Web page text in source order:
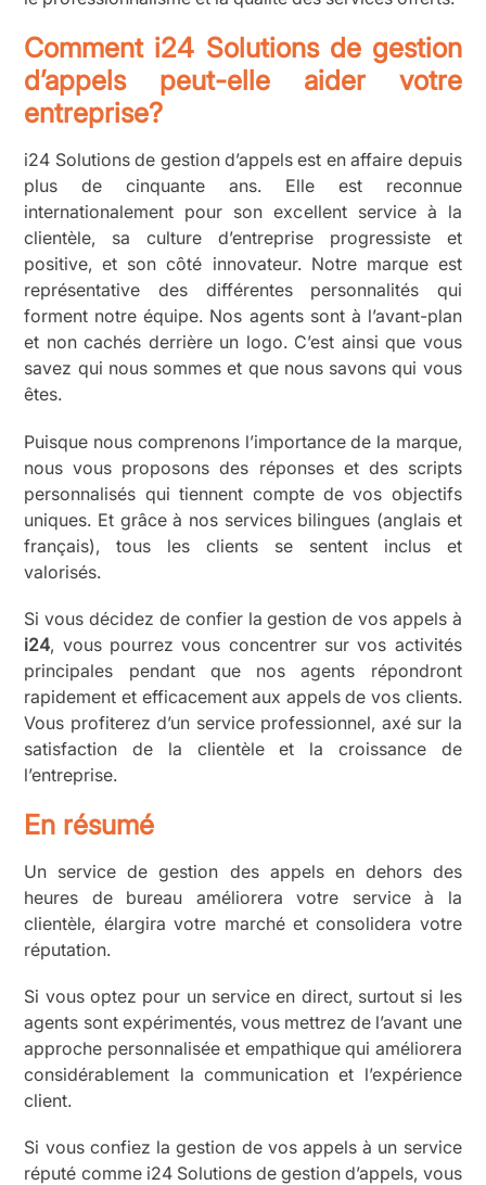
Comment i24 Solutions de gestion
d’appels peut-elle aider votre
entreprise?
i24 Solutions de gestion d’appels est en affaire depuis
plus de cinquante ans. Elle est reconnue
internationalement pour son excellent service à la
clientèle, sa culture d’entreprise progressiste et
positive, et son côté innovateur. Notre marque est
représentative des différentes personnalités qui
forment notre équipe. Nos agents sont à l’avant-plan
et non cachés derrière un logo. C’est ainsi que vous
savez qui nous sommes et que nous savons qui vous
êtes.
Puisque nous comprenons l’importance de la marque,
nous vous proposons des réponses et des scripts
personnalisés qui tiennent compte de vos objectifs
uniques. Et grâce à nos services bilingues (anglais et
français), tous les clients se sentent inclus et
valorisés.
Si vous décidez de confier la gestion de vos appels à
i24, vous pourrez vous concentrer sur vos activités
principales pendant que nos agents répondront
rapidement et efficacement aux appels de vos clients.
Vous profiterez d’un service professionnel, axé sur la
satisfaction de la clientèle et la croissance de
l’entreprise.
En résumé
Un service de gestion des appels en dehors des
heures de bureau améliorera votre service à la
clientèle, élargira votre marché et consolidera votre
réputation.
Si vous optez pour un service en direct, surtout si les
agents sont expérimentés, vous mettrez de l’avant une
approche personnalisée et empathique qui améliorera
considérablement la communication et l’expérience
client.
Si vous confiez la gestion de vos appels à un service
réputé comme i24 Solutions de gestion d’appels, vous